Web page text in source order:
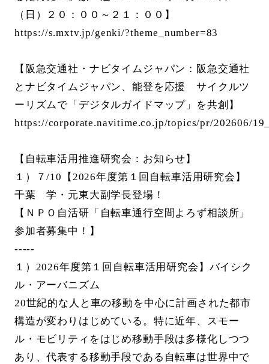
（日）２０：００～２１：００】
https://s.mxtv.jp/genki/?theme_number=83
【阪急交通社・ナビタイムジャパン：阪急交通社
とナビタイムジャパン、能登を応援 サイクルツ
ーリズムで「デジタルガイドマップ」を共創】
https://corporate.navitime.co.jp/topics/pr/202606/
【自転車活用推進研究会：お知らせ】
１）７/10【2026年度第１回自転車活用研究会】
千葉 学・元東大副学長登場！
【ＮＰＯ自活研「自転車通行空間よろず相談所」
参加者募集中！】
-----
１）2026年度第１回自転車活用研究会】バイシク
ル・アーバニズム
20世紀的な人と車の移動を中心に計画された都市
構造が変わりはじめている。特に近年、スモー
ル・モビリティをはじめ移動手段は多様化しつつ
あり、代表する移動手段である自転車は世界中で